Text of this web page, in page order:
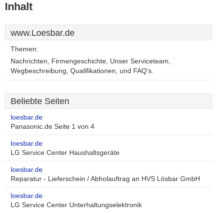
Inhalt
www.Loesbar.de
Themen:
Nachrichten, Firmengeschichte, Unser Serviceteam,
Wegbeschreibung, Qualifikationen, und FAQ's.
Beliebte Seiten
loesbar.de
Panasonic.de Seite 1 von 4
loesbar.de
LG Service Center Haushaltsgeräte
loesbar.de
Reparatur - Lieferschein / Abholauftrag an HVS Lösbar GmbH
loesbar.de
LG Service Center Unterhaltungselektronik